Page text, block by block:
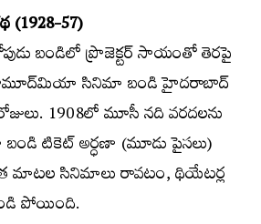
57)
బండిలో ప్రొజెక్టర్ సాయంతో తెరపై
సినిమా బండి హైదరాబాద్
1908లో మూసీ నది వరదలను
టికెట్ అర్ధణా (మూడు పైసలు)
మాటల సినిమాలు రావటం, థియేటర్ల
పోయింది.